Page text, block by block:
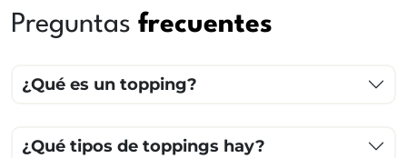
Preguntas frecuentes
¿Qué es un topping?
¿Qué tipos de toppings hay?